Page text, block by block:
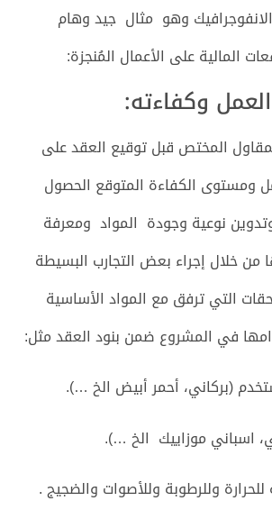
وهو مثال جيد وهام
المالية على الأعمال المُنجزة:
وكفاءته:
المختص قبل توقيع العقد على
ومستوى الكفاءة المتوقع الحصول
نوعية وجودة المواد ومعرفة
من خلال إجراء بعض التجارب البسيطة
التي ترفق مع المواد الأساسية
في المشروع ضمن بنود العقد مثل:
(بركاني، أحمر أبيض الخ …).
اسباني موزاييك الخ …).
وللرطوبة وللأصوات والضجيج .